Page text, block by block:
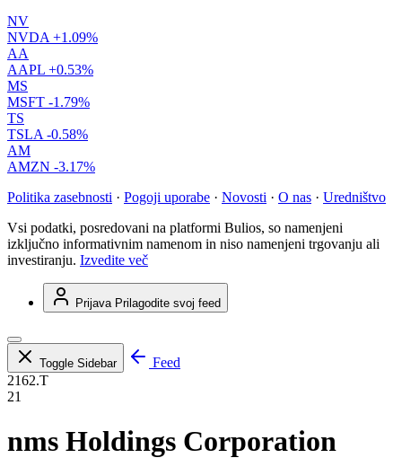
NV
NVDA +1.09%
AA
AAPL +0.53%
MS
MSFT -1.79%
TS
TSLA -0.58%
AM
AMZN -3.17%
Politika zasebnosti · Pogoji uporabe · Novosti · O nas · Uredništvo
Vsi podatki, posredovani na platformi Bulios, so namenjeni
izključno informativnim namenom in niso namenjeni trgovanju ali
investiranju. Izvedite več
Prijava Prilagodite svoj feed
Toggle Sidebar
Feed
2162.T
21
nms Holdings Corporation